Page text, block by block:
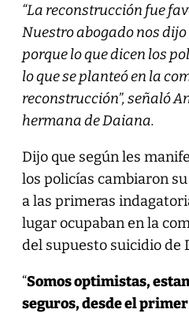
“La reconstrucción fue
Nuestro abogado nos
porque lo que dicen los
lo que se planteó en la
reconstrucción”, señaló
hermana de Daiana.
Dijo que según les
los policías cambiaron
a las primeras
lugar ocupaban en la
del supuesto suicidio de
“Somos optimistas,
seguros, desde el